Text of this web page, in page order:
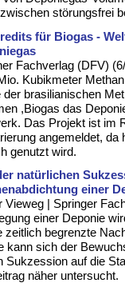
störungsfrei
für Biogas -
Fachverlag (DFV)
Kubikmeter
der brasilianischen
,Biogas das
Das Projekt ist im
angemeldet,
genutzt wird.
natürlichen
einer
Vieweg | Springer
einer Deponie
zeitlich begrenzte
kann sich der
Sukzession auf die
näher untersucht.